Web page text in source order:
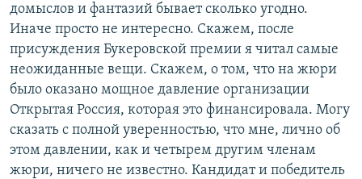
домыслов и фантазий бывает сколько угодно.
Иначе просто не интересно. Скажем, после
присуждения Букеровской премии я читал самые
неожиданные вещи. Скажем, о том, что на жюри
было оказано мощное давление организации
Открытая Россия, которая это финансировала. Могу
сказать с полной уверенностью, что мне, лично об
этом давлении, как и четырем другим членам
жюри, ничего не известно. Кандидат и победитель